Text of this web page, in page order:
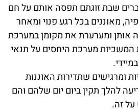
שבת זוגתם תפסה אותם על חם
מאוננים בכל רגע פנוי ומאחר
אותן ומערערת את מקומן במערכת
מערכת היחסים על תנאי
ומרגישים שתדירות האוננות
להלך תקין ביום יום שלהם והם
זה.